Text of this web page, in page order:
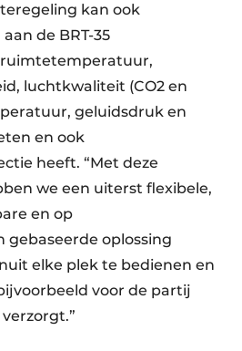
kan ook
de BRT-35
ruimtetemperatuur,
luchtkwaliteit (CO2 en
geluidsdruk en
en ook
heeft. “Met deze
we een uiterst flexibele,
en op
oplossing
elke plek te bedienen en
voor de partij